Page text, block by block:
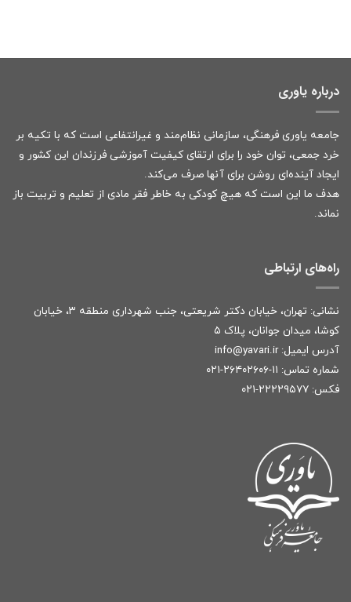
درباره یاوری
جامعه یاوری فرهنگی، سازمانی نظام‌مند و غیرانتفاعی است که با تکیه بر
خرد جمعی، توان خود را برای ارتقای کیفیت آموزشی فرزندان این کشور و
ایجاد آینده‌ای روشن برای آنها صرف می‌کند.
هدف ما این است که هیچ کودکی به خاطر فقر مادی از تعلیم و تربیت باز
نماند.
راه‌های ارتباطی
نشانی: تهران، خیابان دکتر شریعتی، جنب شهرداری منطقه ۳، خیابان
کوشا، میدان جوانان، پلاک ۵
آدرس ایمیل: info@yavari.ir
شماره تماس: ۱۱-۲۶۴۰۲۶۰۶-۰۲۱
فکس: ۲۲۲۲۹۵۷۷-۰۲۱